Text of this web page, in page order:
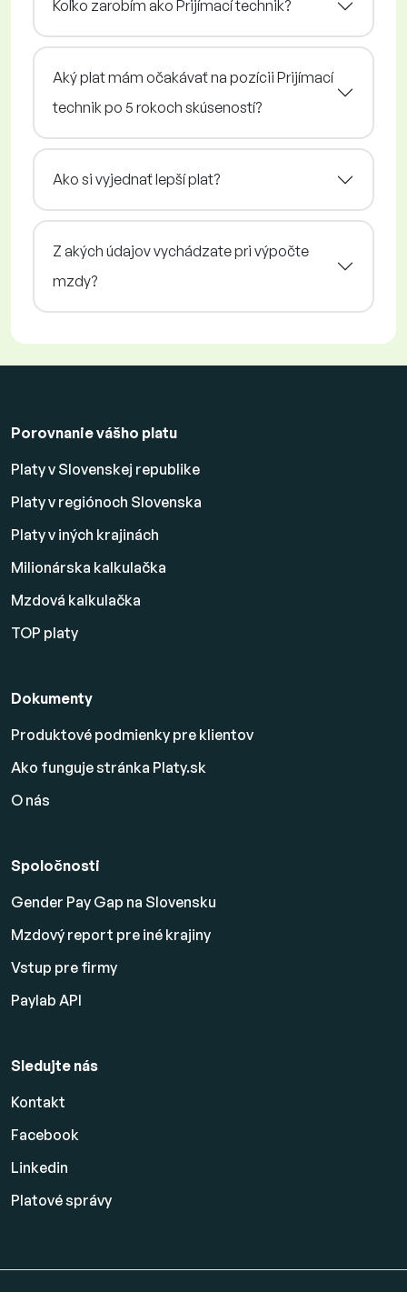
Koľko zarobím ako Prijímací technik?
Aký plat mám očakávať na pozícii Prijímací
technik po 5 rokoch skúseností?
Ako si vyjednať lepší plat?
Z akých údajov vychádzate pri výpočte
mzdy?
Porovnanie vášho platu
Platy v Slovenskej republike
Platy v regiónoch Slovenska
Platy v iných krajinách
Milionárska kalkulačka
Mzdová kalkulačka
TOP platy
Dokumenty
Produktové podmienky pre klientov
Ako funguje stránka Platy.sk
O nás
Spoločnosti
Gender Pay Gap na Slovensku
Mzdový report pre iné krajiny
Vstup pre firmy
Paylab API
Sledujte nás
Kontakt
Facebook
Linkedin
Platovésprávy